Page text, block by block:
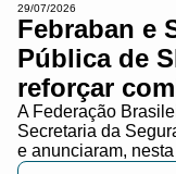
29/07/2026
Febraban e
Pública de
reforçar
A Federação
Secretaria da
e anunciaram, nesta